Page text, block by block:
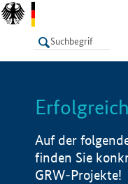
LISTE
Auf der
finden Sie
GRW-Projekte!